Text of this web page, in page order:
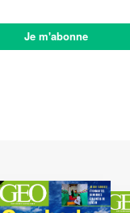
Je m'abonne